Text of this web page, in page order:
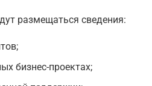
размещаться сведения:
бизнес-проектах;